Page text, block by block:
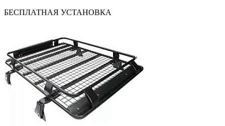
БЕСПЛАТНАЯ УСТАНОВКА